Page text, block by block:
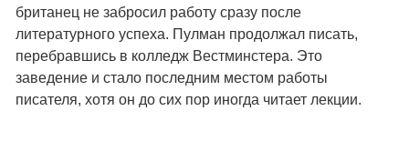
британец не забросил работу сразу после
литературного успеха. Пулман продолжал писать,
перебравшись в колледж Вестминстера. Это
заведение и стало последним местом работы
писателя, хотя он до сих пор иногда читает лекции.